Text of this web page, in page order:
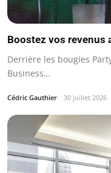
Boostez vos revenus
Derrière les bougies
Business…
Cédric Gauthier 30 juillet 2026